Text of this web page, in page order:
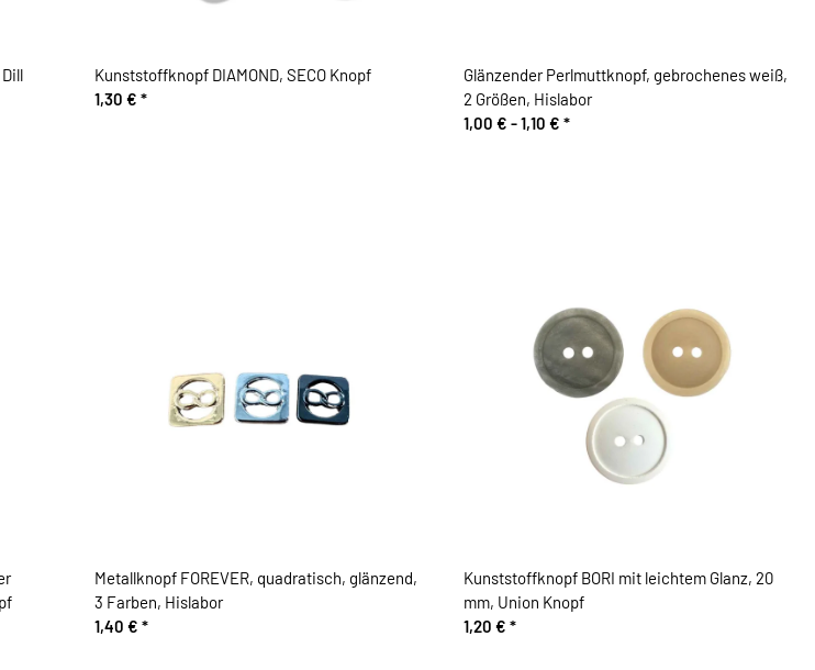
Kunststoffknopf DIAMOND, SECO Knopf
1,30 € *
Glänzender Perlmuttknopf, gebrochenes weiß,
2 Größen, Hislabor
1,00 € -1,10 € *
Metallknopf FOREVER, quadratisch, glänzend,
3 Farben, Hislabor
1,40 € *
Kunststoffknopf BORI mit leichtem Glanz, 20
mm, Union Knopf
1,20 € *